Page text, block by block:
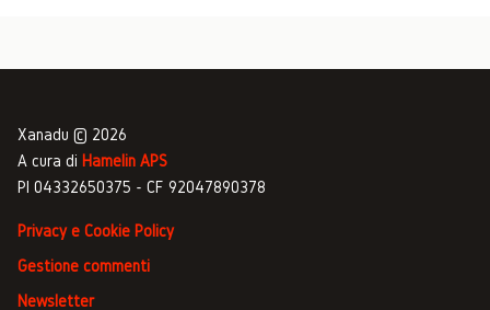
Xanadu © 2026
A cura di Hamelin APS
PI 04332650375 - CF 92047890378
Privacy e Cookie Policy
Gestione commenti
Newsletter